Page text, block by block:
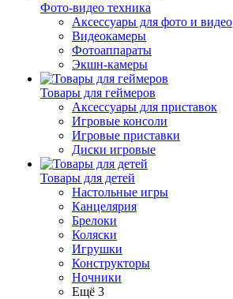
Фото-видео техника
Аксессуары для фото и видео
Видеокамеры
Фотоаппараты
Экшн-камеры
Товары для геймеров
Аксессуары для приставок
Игровые консоли
Игровые приставки
Диски игровые
Товары для детей
Настольные игры
Канцелярия
Брелоки
Коляски
Игрушки
Конструкторы
Ночники
Ещё 3